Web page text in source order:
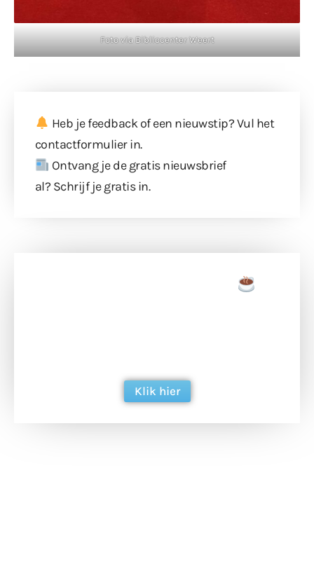
Foto via Bibliocenter Weert
Heb je feedback of een nieuwstip? Vul het
contactformulierin.
Ontvang je de gratis nieuwsbrief
al? Schrijf je gratis in.
Klik hier